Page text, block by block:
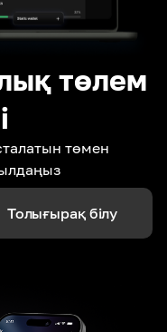
төлем
төмен
Толығырақ білу